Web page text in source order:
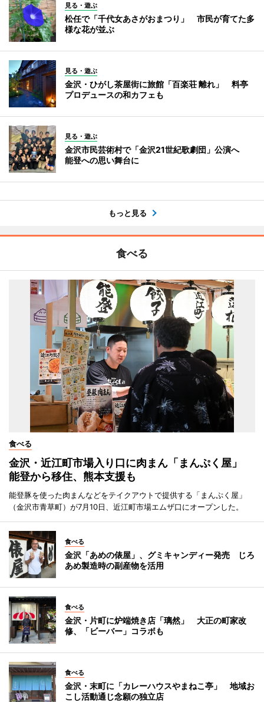
見る・遊ぶ
松任で「千代女あさがおまつり」 市民が育てた多
様な花が並ぶ
見る・遊ぶ
金沢・ひがし茶屋街に旅館「百楽荘 離れ」 料亭
プロデュースの和カフェも
見る・遊ぶ
金沢市民芸術村で「金沢21世紀歌劇団」公演へ
能登への思い舞台に
もっと見る
食べる
食べる
金沢・近江町市場入り口に肉まん「まんぷく屋」
能登から移住、熊本支援も
能登豚を使った肉まんなどをテイクアウトで提供する「まんぷく屋」
（金沢市青草町）が7月10日、近江町市場エムザ口にオープンした。
食べる
金沢「あめの俵屋」、グミキャンディー発売 じろ
あめ製造時の副産物を活用
食べる
金沢・片町に炉端焼き店「璃然」 大正の町家改
修、「ビーバー」コラボも
食べる
金沢・末町に「カレーハウスやまねこ亭」 地域お
こし活動通じ念願の独立店